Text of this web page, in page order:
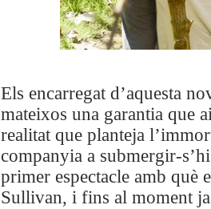
Els encarregat d’aquesta
mateixos una garantia que
realitat que planteja
companyia a submergir-
primer espectacle amb què
Sullivan, i fins al moment ja